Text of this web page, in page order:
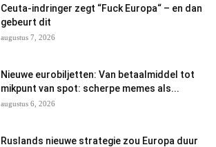
Ceuta-indringer zegt “Fuck Europa“ – en dan
gebeurt dit
augustus 7, 2026
Nieuwe eurobiljetten: Van betaalmiddel tot
mikpunt van spot: scherpe memes als...
augustus 6, 2026
Ruslands nieuwe strategie zou Europa duur